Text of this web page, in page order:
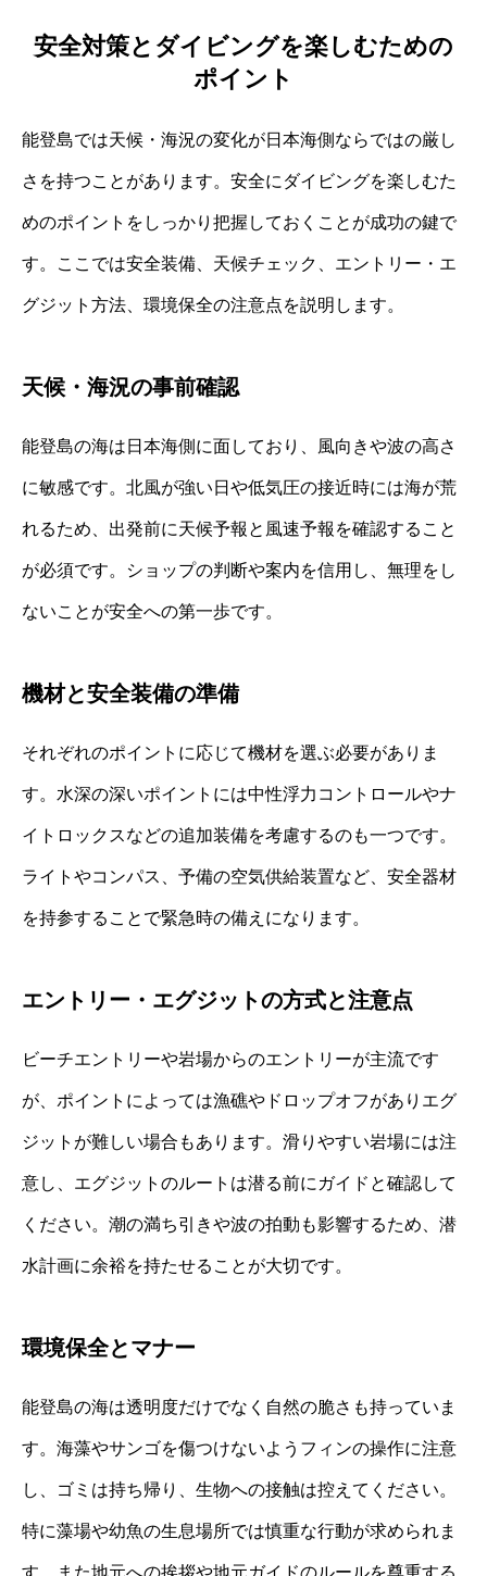
安全対策とダイビングを楽しむための
ポイント
能登島では天候・海況の変化が日本海側ならではの厳し
さを持つことがあります。安全にダイビングを楽しむた
めのポイントをしっかり把握しておくことが成功の鍵で
す。ここでは安全装備、天候チェック、エントリー・エ
グジット方法、環境保全の注意点を説明します。
天候・海況の事前確認
能登島の海は日本海側に面しており、風向きや波の高さ
に敏感です。北風が強い日や低気圧の接近時には海が荒
れるため、出発前に天候予報と風速予報を確認すること
が必須です。ショップの判断や案内を信用し、無理をし
ないことが安全への第一歩です。
機材と安全装備の準備
それぞれのポイントに応じて機材を選ぶ必要がありま
す。水深の深いポイントには中性浮力コントロールやナ
イトロックスなどの追加装備を考慮するのも一つです。
ライトやコンパス、予備の空気供給装置など、安全器材
を持参することで緊急時の備えになります。
エントリー・エグジットの方式と注意点
ビーチエントリーや岩場からのエントリーが主流です
が、ポイントによっては漁礁やドロップオフがありエグ
ジットが難しい場合もあります。滑りやすい岩場には注
意し、エグジットのルートは潜る前にガイドと確認して
ください。潮の満ち引きや波の拍動も影響するため、潜
水計画に余裕を持たせることが大切です。
環境保全とマナー
能登島の海は透明度だけでなく自然の脆さも持っていま
す。海藻やサンゴを傷つけないようフィンの操作に注意
し、ゴミは持ち帰り、生物への接触は控えてください。
特に藻場や幼魚の生息場所では慎重な行動が求められま
す。また地元への挨拶や地元ガイドのルールを尊重する